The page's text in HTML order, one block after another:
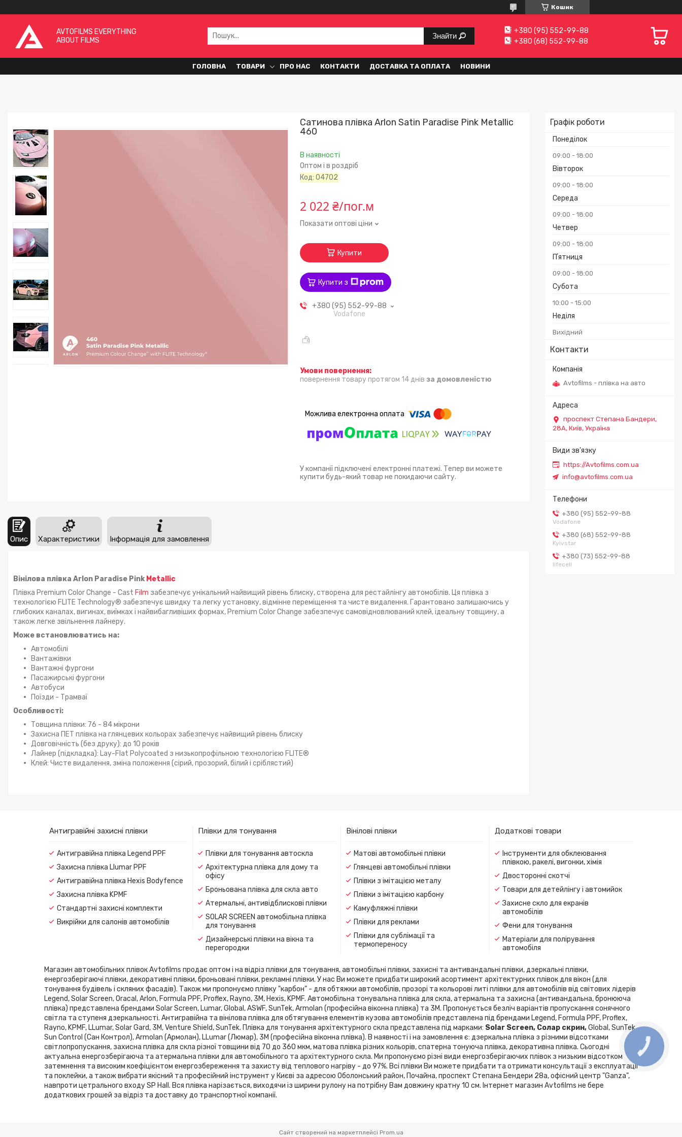
Кошик
AVTOFILMS EVERYTHING
ABOUT FILMS
Знайти
+380 (95) 552-99-88
+380 (68) 552-99-88
ГОЛОВНА ТОВАРИ ПРО НАС КОНТАКТИ ДОСТАВКА ТА ОПЛАТА НОВИНИ
Графік роботи
Понеділок
09:00 18:00
Вівторок
09:00 18:00
Середа
09:00 18:00
Четвер
09:00 18:00
Пʼятниця
09:00 18:00
Субота
10:00 15:00
Неділя
Вихідний
Контакти
Avtofilms - плівка на авто
проспект Степана Бандери,
28А, Київ, Україна
https://Avtofilms.com.ua
info@avtofilms.com.ua
+380 (95) 552-99-88
Vodafone
+380 (68) 552-99-88
Kyivstar
+380 (73) 552-99-88
lifecell
Сатинова плівка Arlon Satin Paradise Pink Metallic
460
В наявності
Оптом і в роздріб
Код:04702
2 022 ₴/пог.м
Показати оптові ціни
Купити
Купити з
+380 (95) 552-99-88
Vodafone
повернення товару протягом 14 днів за домовленістю
У компанії підключені електронні платежі. Тепер ви можете
купити будь-який товар не покидаючи сайту.
Опис Характеристики Інформація для замовлення
Вінілова плівка Arlon Paradise Pink Metallic
Плівка Premium Color Change - Cast Film забезпечує унікальний найвищий рівень блиску, створена для рестайлінгу автомобілів. Ця плівка з
технологією FLITE Technology® забезпечує швидку та легку установку, відмінне переміщення та чисте видалення. Гарантовано залишаючись у
глибоких каналах, вигинах, виїмках і найвибагливіших формах, Premium Color Change забезпечує самовідновлюваний клей, ідеальну товщину, а
також легке звільнення лайнеру.
Може встановлюватись на:
Автомобілі
Вантажівки
Вантажні фургони
Пасажирські фургони
Автобуси
Поїзди - Трамваї
Особливості:
Товщина плівки: 76 - 84 мікрони
Захисна ПЕТ плівка на глянцевих кольорах забезпечує найвищий рівень блиску
Довговічність (без друку): до 10 років
Лайнер (підкладка): Lay-Flat Polycoated з низькопрофільною технологією FLITE®
Клей: Чисте видалення, зміна положення (сірий, прозорий, білий і сріблястий)
Антигравійні захисні плівки
Антигравійна плівка Legend PPF
Захисна плівка Llumar PPF
Антигравійна плівка Hexis Bodyfence
Захисна плівка KPMF
Стандартні захисні комплекти
Викрійки для салонів автомобілів
Плівки для тонування
Плівки для тонування автоскла
Архітектурна плівка для дому та
офісу
Броньована плівка для скла авто
Атермальні, антивідблискові плівки
SOLAR SCREEN автомобільна плівка
для тонування
Дизайнерські плівки на вікна та
перегородки
Вінілові плівки
Матові автомобільні плівки
Глянцеві автомобільні плівки
Плівки з імітацією металу
Плівки з імітацією карбону
Камуфляжні плівки
Плівки для реклами
Плівки для сублімації та
термопереносу
Додаткові товари
Інструменти для обклеювання
плівкою, ракелі, вигонки, хімія
Двосторонні скотчі
Товари для детейлінгу і автомийок
Захисне скло для екранів
автомобілів
Фени для тонування
Матеріали для полірування
автомобіля
Магазин автомобільних плівок Avtofilms продає оптом і на відріз плівки для тонування, автомобільні плівки, захисні та антивандальні плівки, дзеркальні плівки,
енергозберігаючі плівки, декоративні плівки, броньовані плівки, рекламні плівки. У нас Ви можете придбати широкий асортимент архітектурних плівок для вікон (для
тонування будівель і скляних фасадів). Також ми пропонуємо плівку "карбон" - для обтяжки автомобілів, прозорі та кольорові литі плівки для автомобілів від світових лідерів
Legend, Solar Screen, Oracal, Arlon, Formula PPF, Proflex, Rayno, 3М, Hexis, KPMF. Автомобільна тонувальна плівка для скла, атермальна та захисна (антивандальна, бронююча
плівка) представлена ​​брендами Solar Screen, Lumar, Global, ASWF, SunTek, Armolan (професійна віконна плівка) та 3М. Пропонується безліч варіантів пропускання сонячного
світла та ступеня дзеркальності. Антигравійна та вінілова плівка для обтягування елементів кузова автомобілів представлена ​​під брендами Legend, Formula PPF, Proflex,
Rayno, KPMF, LLumar, Solar Gard, 3M, Venture Shield, SunTek. Плівка для тонування архітектурного скла представлена ​​під марками: Solar Screen, Cолар скрин,Global, SunTek,
Sun Control (Сан Контрол), Armolan (Армолан), LLumar (Люмар), 3М (професійна віконна плівка). В наявності і на замовлення є: дзеркальна плівка з різними відсотками
світлопропускання, захисна плівка для скла різної товщини від 70 до 360 мкм, матова плівка різних кольорів, спатерна тонуюча плівка, декоративна плівка. Сьогодні
актуальна енергозберігаюча та атермальна плівки для автомобільного та архітектурного скла. Ми пропонуємо різні види енергозберігаючих плівок з низьким відсотком
затемнення та високим коефіцієнтом енергозбереження та захисту від теплового нагріву - до 97%. Всі плівки Ви можете придбати та отримати консультації з експлуатації
та поклейки, а також вибрати якісний та професійний інструмент у Києві за адресою Оболонський район, Почайна, проспект Степана Бендери 28а, офісний центр "Ganza",
навпроти цетрального входу SP Hаll. Вся плівка нарізається, виходячи із ширини рулону на потрібну Вам довжину кратну 10 см. Інтернет магазин Avtofilms не бере
додаткових грошей за відріз та доставку до транспортної компанії.
Сайт створений на маркетплейсі Prom.ua
КНОПКА
ЗВ'ЯЗКУ